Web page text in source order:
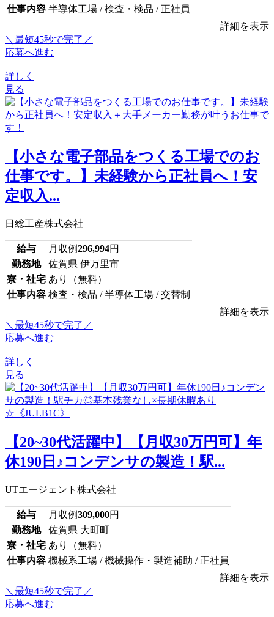
仕事内容 半導体工場 / 検査・検品 / 正社員
詳細を表示
＼最短45秒で完了／
応募へ進む
詳しく
見る
【小さな電子部品をつくる工場でのお
仕事です。】未経験から正社員へ！安
定収入...
日総工産株式会社
給与 月収例296,994円
勤務地
佐賀県 伊万里市
寮・社宅 あり（無料）
仕事内容 検査・検品 / 半導体工場 / 交替制
詳細を表示
＼最短45秒で完了／
応募へ進む
詳しく
見る
【20~30代活躍中】【月収30万円可】年
休190日♪コンデンサの製造！駅...
UTエージェント株式会社
給与 月収例309,000円
勤務地
佐賀県 大町町
寮・社宅 あり（無料）
仕事内容 機械系工場 / 機械操作・製造補助 / 正社員
詳細を表示
＼最短45秒で完了／
応募へ進む